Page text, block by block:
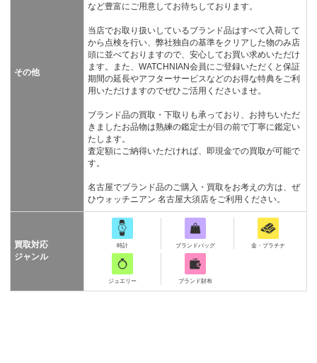
その他
など豊富にご用意してお待ちしております。
当店でお取り扱いしているブランド品はすべて入荷して
から点検を行い、弊社独自の基準をクリアした物のみ店
頭に並べておりますので、安心してお買い求めいただけ
ます。また、WATCHNIAN会員にご登録いただくと保証
期間の延長やアフターサービスなどのお得な特典をご利
用いただけますのでぜひご活用くださいませ。
ブランド品の買取・下取りも承っており、お持ちいただ
きましたお品物は熟練の鑑定士が目の前で丁寧に鑑定い
たします。
査定額にご納得いただければ、即現金での買取が可能で
す。
名古屋でブランド品のご購入・買取をお考えの方は、ぜ
ひウォッチニアン 名古屋大須店をご利用ください。
買取対応
ジャンル
時計 ブランドバッグ 金・プラチナ
ジュエリー ブランド財布